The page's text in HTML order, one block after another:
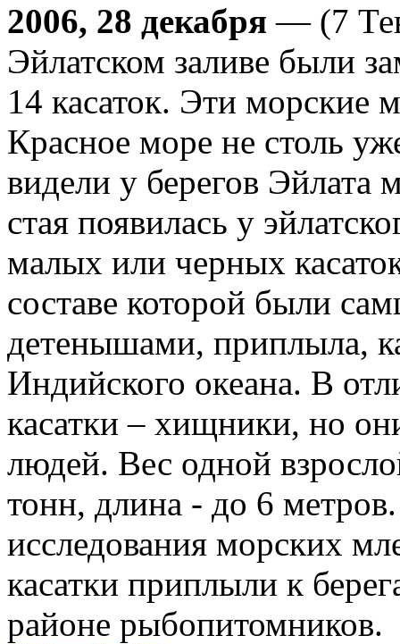
2006, 28 декабря — (7
Эйлатском заливе были
14 касаток. Эти морские
Красное море не столь
видели у берегов Эйлата
стая появилась у
малых или черных
составе которой были
детенышами, приплыла,
Индийского океана. В
касатки – хищники, но
людей. Вес одной
тонн, длина - до 6
исследования морских
касатки приплыли к
районе рыбопитомников.